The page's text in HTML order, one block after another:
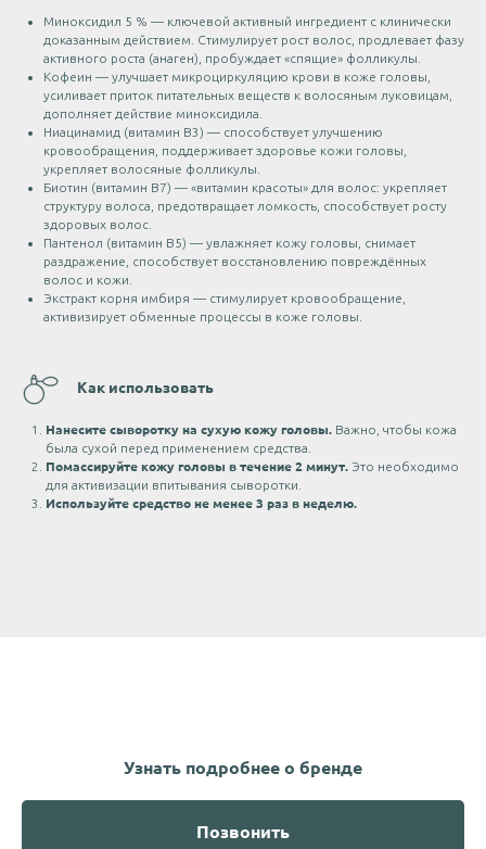
Миноксидил 5 % — ключевой активный ингредиент с клинически
доказанным действием. Стимулирует рост волос, продлевает фазу
активного роста (анаген), пробуждает «спящие» фолликулы.
Кофеин — улучшает микроциркуляцию крови в коже головы,
усиливает приток питательных веществ к волосяным луковицам,
дополняет действие миноксидила.
Ниацинамид (витамин B3) — способствует улучшению
кровообращения, поддерживает здоровье кожи головы,
укрепляет волосяные фолликулы.
Биотин (витамин B7) — «витамин красоты» для волос: укрепляет
структуру волоса, предотвращает ломкость, способствует росту
здоровых волос.
Пантенол (витамин B5) — увлажняет кожу головы, снимает
раздражение, способствует восстановлению повреждённых
волос и кожи.
Экстракт корня имбиря — стимулирует кровообращение,
активизирует обменные процессы в коже головы.
Как использовать
Нанесите сыворотку на сухую кожу головы. Важно, чтобы кожа
была сухой перед применением средства.
Помассируйте кожу головы в течение 2 минут. Это необходимо
для активизации впитывания сыворотки.
Используйте средство не менее 3 раз в неделю.
Узнать подробнее о бренде
Позвонить